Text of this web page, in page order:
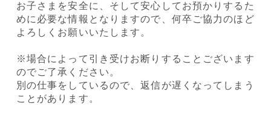
お子さまを安全に、そして安心してお預かりするた
めに必要な情報となりますので、何卒ご協力のほど
よろしくお願いいたします。
※場合によって引き受けお断りすることございます
のでご了承ください。
別の仕事をしているので、返信が遅くなってしまう
ことがあります。